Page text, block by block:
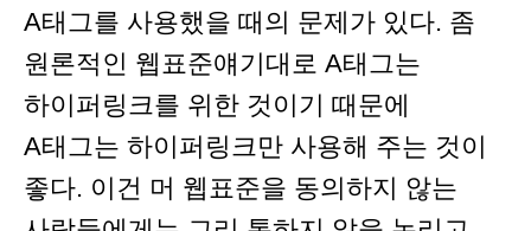
A태그를 사용했을 때의 문제가 있다. 좀
원론적인 웹표준얘기대로 A태그는
하이퍼링크를 위한 것이기 때문에
A태그는 하이퍼링크만 사용해 주는 것이
좋다. 이건 머 웹표준을 동의하지 않는